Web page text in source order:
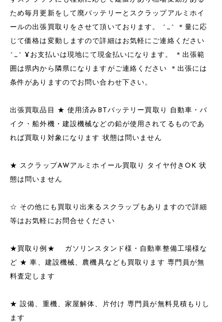
ため毎月更新をして廃バッテリーとスクラップアルミホイ
ールの出張買取りをさせて頂いております。 ^_^ ＊量に応
じて価格は変動しますので詳細はお気軽にご連絡ください
^_^ ¥お支払いは現地にて現金払いになります。 ＊出張範
囲は県内から隣県になりますがご連絡ください ＊出張には
条件がありますのでお問い合わせ下さい。
出張買取品目 ★ 使用済みBTバッテリー買取り 自動車・バ
イク・船外機・建設機械などの鉛が使用されてるものであ
れば買取り対象になります 状態は問いません
★ スクラップAWアルミホイール買取り タイヤ付きOK 状
態は問いません
☆ その他にも買取り出来るスクラップもありますので詳細
等はお気軽にお問合せください
★買取り例★ ガソリンスタンド様・自動車整備工場様な
ど ★ 車、建設機械、農機具なども買取ります 専門員が無
料査定します
★ 設備、重機、家屋解体、片付け 専門員が無料見積もりし
ます